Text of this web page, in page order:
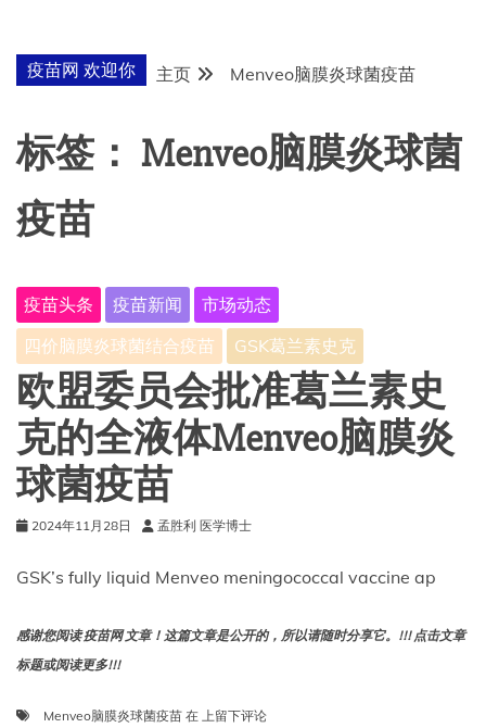
疫苗网 欢迎你 主页 Menveo脑膜炎球菌疫苗
标签： Menveo脑膜炎球菌
疫苗
疫苗头条 疫苗新闻
市场动态
四价脑膜炎球菌结合疫苗
GSK葛兰素史克
欧盟委员会批准葛兰素史
克的全液体Menveo脑膜炎
球菌疫苗
2024年11月28日 孟胜利 医学博士
GSK’s fully liquid Menveo meningococcal vaccine ap
感谢您阅读 疫苗网 文章！这篇文章是公开的，所以请随时分享它。!!! 点击文章
标题或阅读更多!!!
Menveo脑膜炎球菌疫苗 在 欧
上留下评论